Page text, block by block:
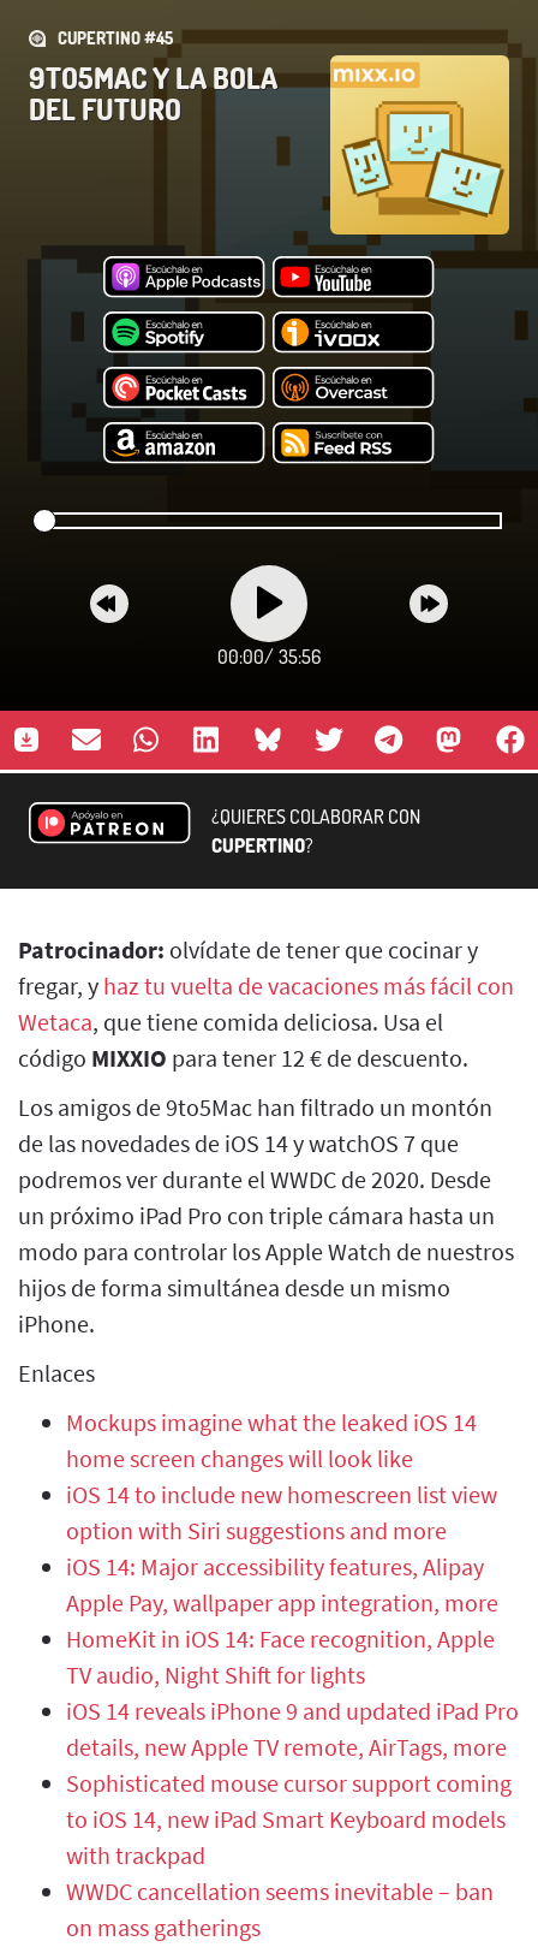
CUPERTINO #45
9TO5MAC Y LA BOLA
DEL FUTURO
00:00/ 35:56
¿QUIERES COLABORAR CON
CUPERTINO?
Patrocinador: olvídate de tener que cocinar y
fregar, y haz tu vuelta de vacaciones más fácil con
Wetaca, que tiene comida deliciosa. Usa el
código MIXXIO para tener 12 € de descuento.
Los amigos de 9to5Mac han filtrado un montón
de las novedades de iOS 14 y watchOS 7 que
podremos ver durante el WWDC de 2020. Desde
un próximo iPad Pro con triple cámara hasta un
modo para controlar los Apple Watch de nuestros
hijos de forma simultánea desde un mismo
iPhone.
Enlaces
Mockups imagine what the leaked iOS 14
home screen changes will look like
iOS 14 to include new homescreen list view
option with Siri suggestions and more
iOS 14: Major accessibility features, Alipay
Apple Pay, wallpaper app integration, more
HomeKit in iOS 14: Face recognition, Apple
TV audio, Night Shift for lights
iOS 14 reveals iPhone 9 and updated iPad Pro
details, new Apple TV remote, AirTags, more
Sophisticated mouse cursor support coming
to iOS 14, new iPad Smart Keyboard models
with trackpad
WWDC cancellation seems inevitable – ban
on mass gatherings